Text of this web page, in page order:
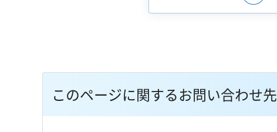
このページに関するお問い合わせ先